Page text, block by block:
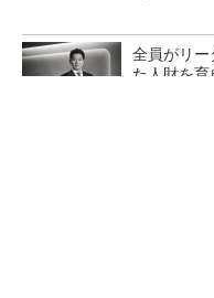
全員がリ
た人財を育